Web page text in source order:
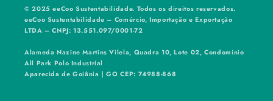
© 2025 eeCoo Sustentabilidade. Todos os direitos reservados.
eeCoo Sustentabilidade – Comércio, Importação e Exportação
LTDA – CNPJ: 13.551.097/0001-72
Alameda Nazine Martins Vilela, Quadra 10, Lote 02, Condomínio
All Park Polo Industrial
Aparecida de Goiânia | GO CEP: 74988-868